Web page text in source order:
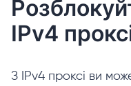
IPv4
З IPv4 проксі ви